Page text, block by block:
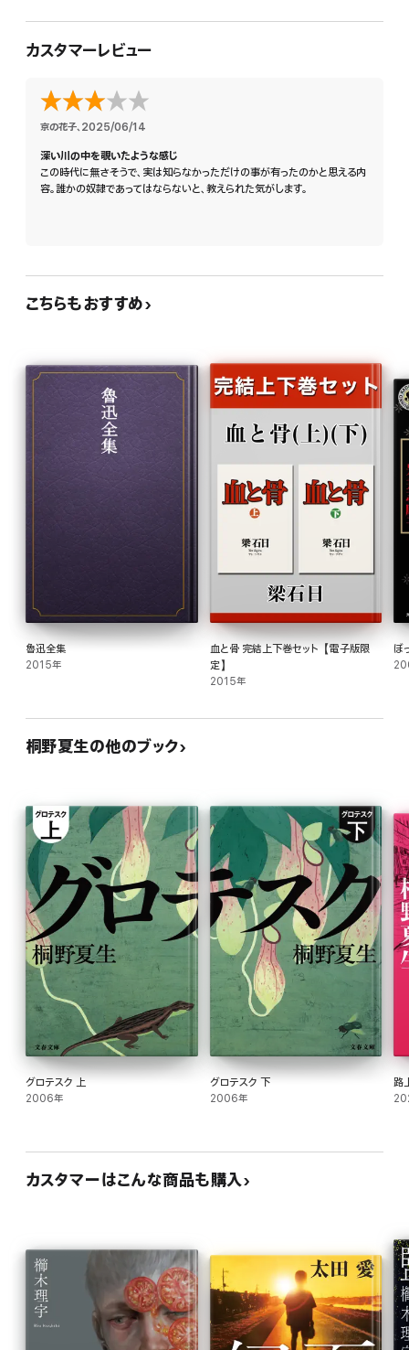
時代や場所にかかわらず、人間社会に現れる、さまざまな抑圧と奴隷状態。
それは「かつて」の「遠い場所」ではなく、「いま」「ここ」で起きている。
あなたもすでに、現代というディストピアの奴隷なのかもしれない――。
様々な囚われの姿を容赦なく描いた七つの物語。
桐野夏生の想像力と感応力が炸裂した異色短編集。
解説・白井聡
カスタマーレビュー
京の花子、 2025/06/14
深い川の中を覗いたような感じ
この時代に無さそうで、実は知らなかっただけの事が有ったのかと思える内
容。誰かの奴隷であってはならないと、教えられた気がします。
こちらもおすすめ
魯迅全集
2015年
血と骨 完結上下巻セット【電子版限
定】
2015年
ぼ
桐野夏生の他のブック
グロテスク 上
2006年
グロテスク 下
2006年
路
カスタマーはこんな商品も購入